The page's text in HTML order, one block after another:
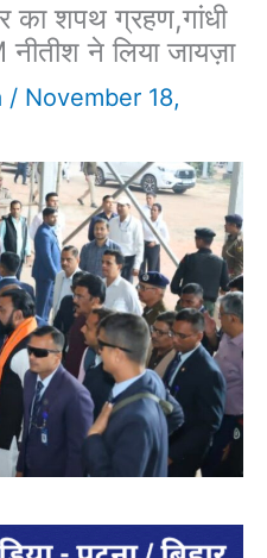
का शपथ ग्रहण,गांधी
नीतीश ने लिया जायज़ा
/ November 18,